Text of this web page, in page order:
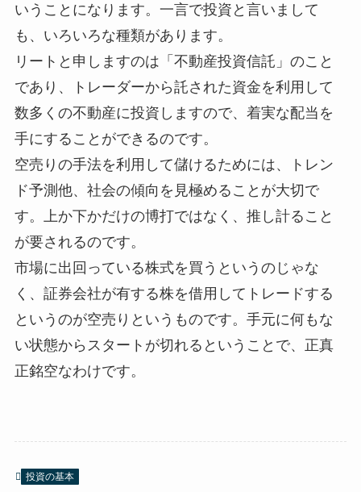
いうことになります。一言で投資と言いまして
も、いろいろな種類があります。
リートと申しますのは「不動産投資信託」のこと
であり、トレーダーから託された資金を利用して
数多くの不動産に投資しますので、着実な配当を
手にすることができるのです。
空売りの手法を利用して儲けるためには、トレン
ド予測他、社会の傾向を見極めることが大切で
す。上か下かだけの博打ではなく、推し計ること
が要されるのです。
市場に出回っている株式を買うというのじゃな
く、証券会社が有する株を借用してトレードする
というのが空売りというものです。手元に何もな
い状態からスタートが切れるということで、正真
正銘空なわけです。
投資の基本